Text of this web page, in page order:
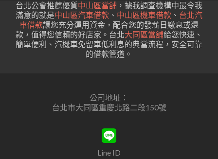
台北公會推薦優質中山區當舖 ，據我調查機構中最令我
滿意的就是中山區汽車借款 、 中山區機車借款 、 台北汽
車借款讓您充分運用資金，配合您的發薪日繳息或還
款，值得您信賴的好店家。台北大同區當舖給您快速、
簡單便利、汽機車免留車低利息的典當流程，安全可靠
的借款管道。
公司地址：
台北市大同區重慶北路二段150號
Line ID